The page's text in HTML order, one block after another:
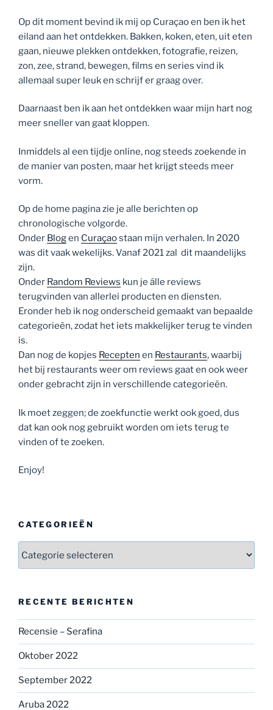
Op dit moment bevind ik mij op Curaçao en ben ik het
eiland aan het ontdekken. Bakken, koken, eten, uit eten
gaan, nieuwe plekken ontdekken, fotografie, reizen,
zon, zee, strand, bewegen, films en series vind ik
allemaal super leuk en schrijf er graag over.
Daarnaast ben ik aan het ontdekken waar mijn hart nog
meer sneller van gaat kloppen.
Inmiddels al een tijdje online, nog steeds zoekende in
de manier van posten, maar het krijgt steeds meer
vorm.
Op de home pagina zie je alle berichten op
chronologische volgorde.
Onder Blogen Curaçaostaan mijn verhalen. In 2020
was dit vaak wekelijks. Vanaf 2021 zal dit maandelijks
zijn.
Onder Random Reviews kun je álle reviews
terugvinden van allerlei producten en diensten.
Eronder heb ik nog onderscheid gemaakt van bepaalde
categorieën, zodat het iets makkelijker terug te vinden
is.
Dan nog de kopjes Recepten en Restaurants, waarbij
het bij restaurants weer om reviews gaat en ook weer
onder gebracht zijn in verschillende categorieën.
Ik moet zeggen; de zoekfunctie werkt ook goed, dus
dat kan ook nog gebruikt worden om iets terug te
vinden of te zoeken.
Enjoy!
CATEGORIEËN
RECENTE BERICHTEN
Recensie – Serafina
Oktober 2022
September 2022
Aruba 2022